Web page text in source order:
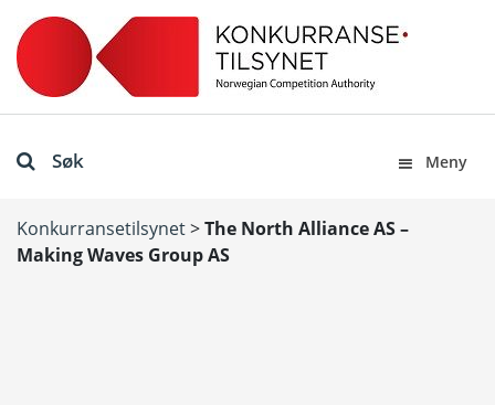
Søk Meny
Konkurransetilsynet>The North Alliance AS –
Making Waves Group AS